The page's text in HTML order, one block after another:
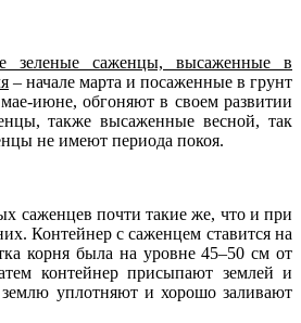
зеленые саженцы, высаженные в
– начале марта и посаженные в грунт
июне, обгоняют в своем развитии
также высаженные весной, так
не имеют периода покоя.
саженцев почти такие же, что и при
Контейнер с саженцем ставится на
корня была на уровне 45–50 см от
контейнер присыпают землей и
уплотняют и хорошо заливают